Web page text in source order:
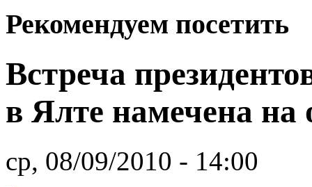
Рекомендуем посетить
Встреча
в Ялте намечена на
ср, 08/09/2010 - 14:00